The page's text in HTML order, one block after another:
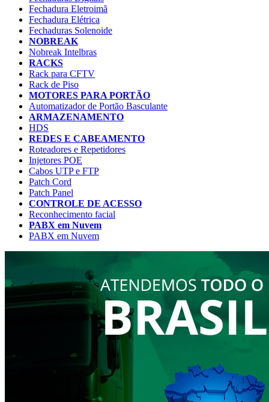
Fechadura Eletroimã
Fechadura Elétrica
Fechaduras Solenoide
NOBREAK
Nobreak Intelbras
RACKS
Rack para CFTV
Rack de Piso
MOTORES PARA PORTÃO
Automatizador de Portão Basculante
ARMAZENAMENTO
HDS
REDES E CABEAMENTO
Roteadores e Repetidores
Injetores POE
Cabos UTP e FTP
Patch Cord
Patch Panel
CONTROLE DE ACESSO
Reconhecimento facial
PABX em Nuvem
PABX em Nuvem